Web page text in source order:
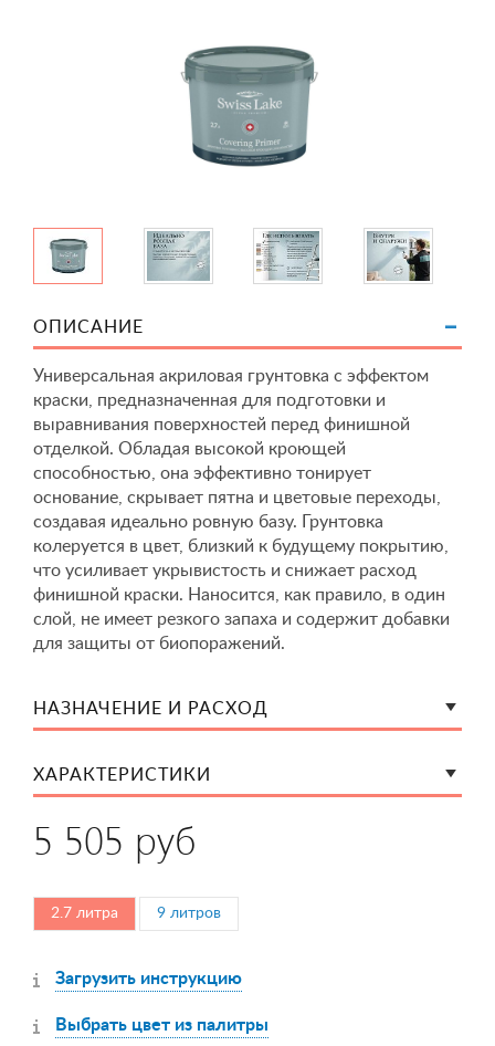
ОПИСАНИЕ
Универсальная акриловая грунтовка с эффектом
краски, предназначенная для подготовки и
выравнивания поверхностей перед финишной
отделкой. Обладая высокой кроющей
способностью, она эффективно тонирует
основание, скрывает пятна и цветовые переходы,
создавая идеально ровную базу. Грунтовка
колеруется в цвет, близкий к будущему покрытию,
что усиливает укрывистость и снижает расход
финишной краски. Наносится, как правило, в один
слой, не имеет резкого запаха и содержит добавки
для защиты от биопоражений.
НАЗНАЧЕНИЕ И РАСХОД
ХАРАКТЕРИСТИКИ
5 505 руб
2.7 литра 9 литров
Загрузить инструкцию
Выбрать цвет из палитры